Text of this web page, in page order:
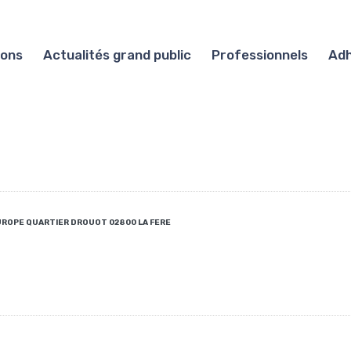
Actualités grand public Professionnels
QUARTIER DROUOT 02800 LA FERE